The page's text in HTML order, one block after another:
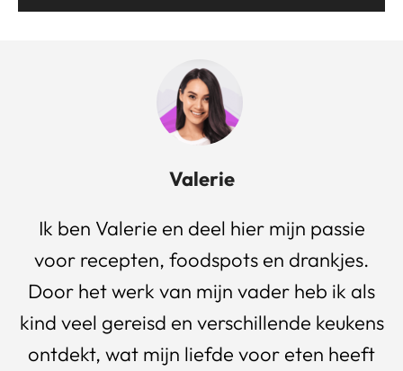
Valerie
Ik ben Valerie en deel hier mijn passie
voor recepten, foodspots en drankjes.
Door het werk van mijn vader heb ik als
kind veel gereisd en verschillende keukens
ontdekt, wat mijn liefde voor eten heeft